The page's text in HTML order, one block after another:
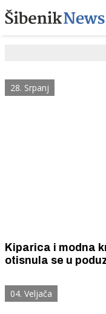
28. Srpanj
Kiparica i modna
otisnula se u
04. Veljača